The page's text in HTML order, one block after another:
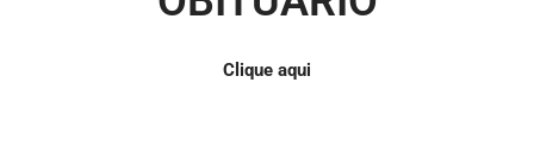
Clique aqui